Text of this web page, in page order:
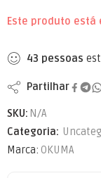
Este produto está
43 pessoas
Partilhar
SKU: N/A
Categoria:
Marca: OKUMA